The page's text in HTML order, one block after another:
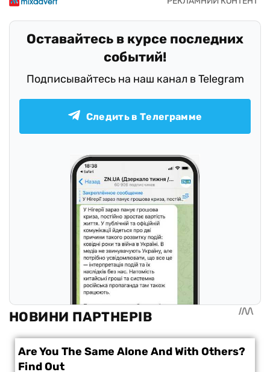
Оставайтесь в курсе последних
событий!
Подписывайтесь на наш канал в Telegram
Следить в Телеграмме